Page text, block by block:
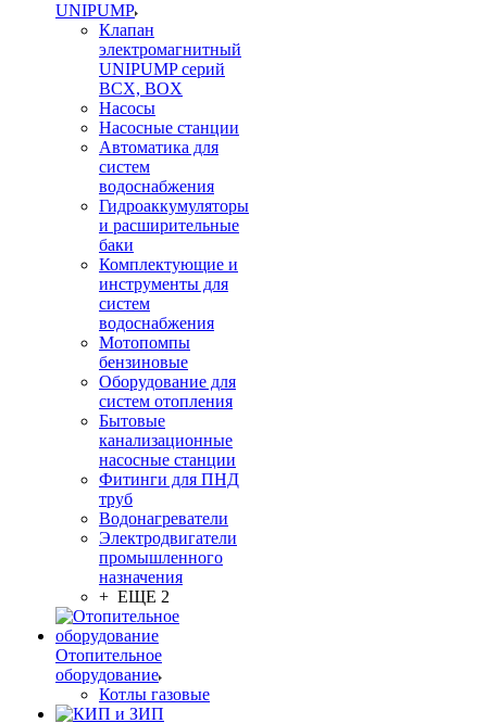
UNIPUMP
Клапан
электромагнитный
UNIPUMP серий
BCX, BOX
Насосы
Насосные станции
Автоматика для
систем
водоснабжения
Гидроаккумуляторы
и расширительные
баки
Комплектующие и
инструменты для
систем
водоснабжения
Мотопомпы
бензиновые
Оборудование для
систем отопления
Бытовые
канализационные
насосные станции
Фитинги для ПНД
труб
Водонагреватели
Электродвигатели
промышленного
назначения
+ ЕЩЕ 2
Отопительное
оборудование
Котлы газовые